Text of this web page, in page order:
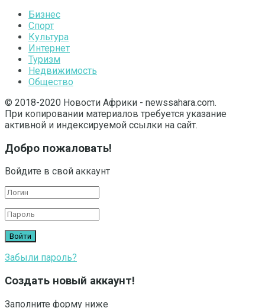
Бизнес
Спорт
Культура
Интернет
Туризм
Недвижимость
Общество
© 2018-2020 Новости Африки - newssahara.com.
При копировании материалов требуется указание
активной и индексируемой ссылки на сайт.
Добро пожаловать!
Войдите в свой аккаунт
Забыли пароль?
Создать новый аккаунт!
Заполните форму ниже